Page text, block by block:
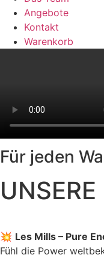
Angebote
Kontakt
Warenkorb
Für jeden
💥 Les Mills – Pure
Fühl die Power